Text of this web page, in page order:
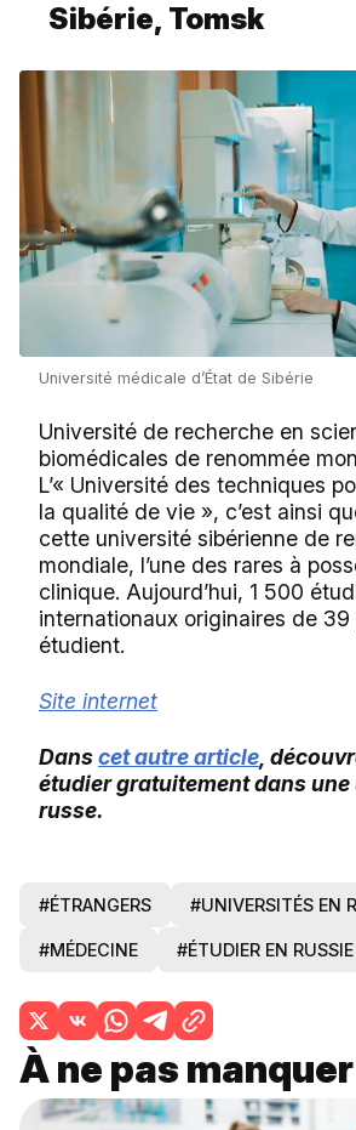
Sibérie, Tomsk
Université médicale d’État de Sibérie
Université de recherche en
biomédicales de renommée
L’« Université des techniques
la qualité de vie », c’est ainsi
cette université sibérienne de
mondiale, l’une des rares à
clinique. Aujourd’hui, 1 500
internationaux originaires de
étudient.
Site internet
Danscet autre article ,
étudier gratuitement dans
russe.
#ÉTRANGERS #UNIVERSITÉS EN
#MÉDECINE #ÉTUDIER EN RUSSIE
À ne pas manquer